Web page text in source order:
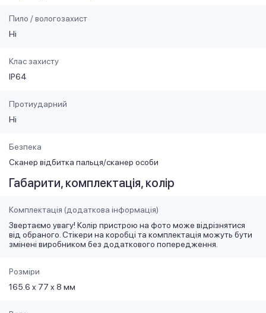
Пило / вологозахист
Ні
Клас захисту
IP64
Протиударний
Ні
Безпека
Сканер відбитка пальця/сканер особи
Габарити, комплектація, колір
Комплектація (додаткова інформація)
Звертаємо увагу! Колір пристрою на фото може відрізнятися
від обраного. Стікери на коробці та комплектація можуть бути
змінені виробником без додаткового попередження.
Розміри
165.6 x 77 x 8 мм